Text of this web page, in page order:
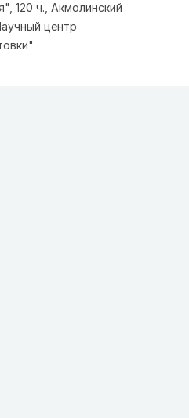
120 ч., Акмолинский
центр